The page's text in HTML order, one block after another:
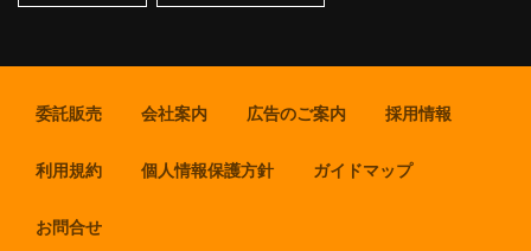
委託販売 会社案内 広告のご案内 採用情報
利用規約 個人情報保護方針 ガイドマップ
お問合せ